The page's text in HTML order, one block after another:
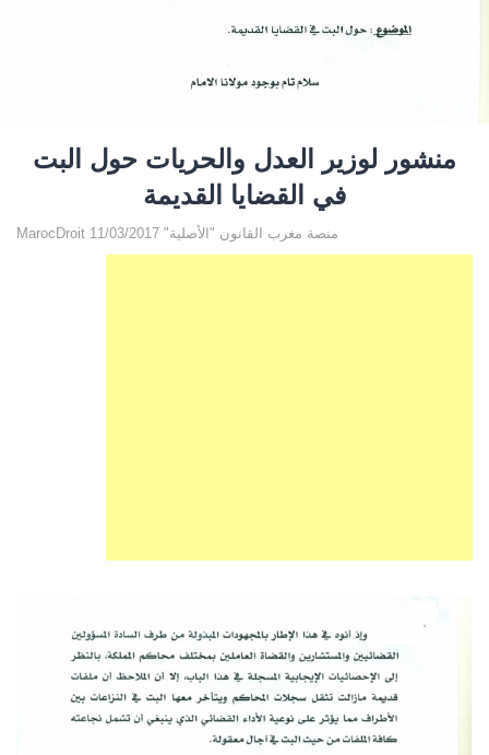
منشور لوزير العدل والحريات حول البت
في القضايا القديمة‎
MarocDroit منصة مغرب القانون "الأصلية" 11/03/2017